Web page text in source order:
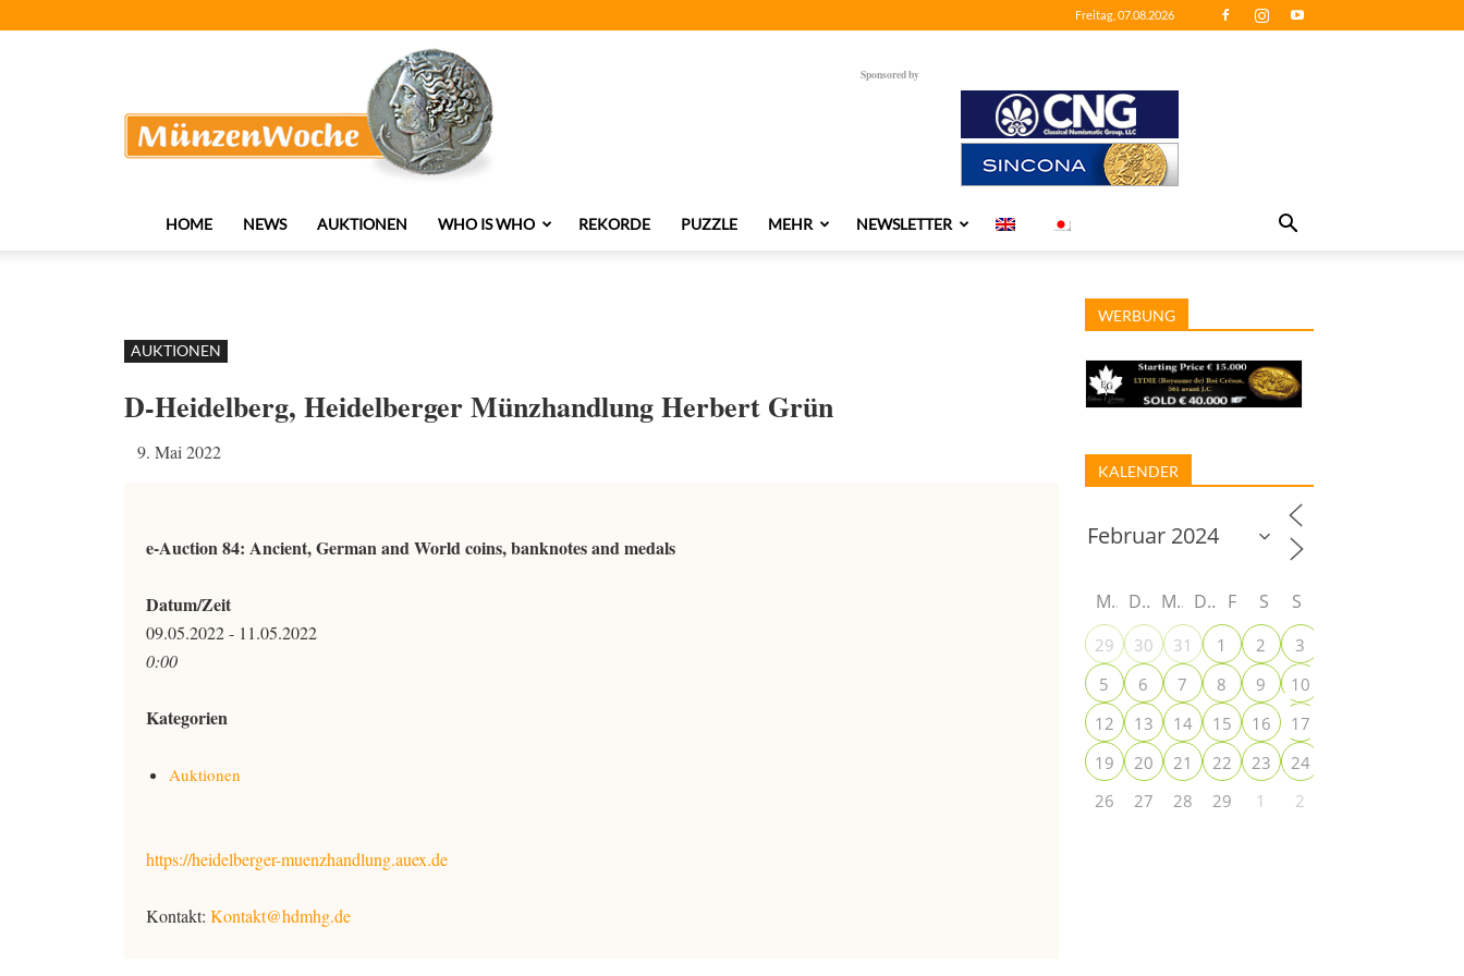
Freitag, 07.08.2026
Sponsored by
HOME NEWS AUKTIONEN WHO IS WHO REKORDE PUZZLE MEHR NEWSLETTER
AUKTIONEN
D-Heidelberg, Heidelberger Münzhandlung Herbert Grün
9. Mai 2022
e-Auction 84: Ancient, German and World coins, banknotes and medals
Datum/Zeit
09.05.2022 - 11.05.2022
0:00
Kategorien
Auktionen
https://heidelberger-muenzhandlung.auex.de
Kontakt: Kontakt@hdmhg.de
WERBUNG
KALENDER
M D M D F S S
29 30 31 1 2 3
5 6 7 8 9 10
12 13 14 15 16 17
19 20 21 22 23 24
26
27 28 29 1 2